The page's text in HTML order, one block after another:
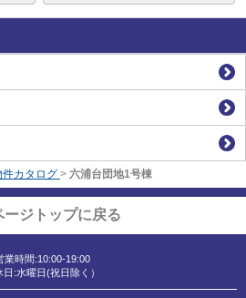
件カタログ > 六浦台団地1号棟
ージトップに戻る
業時間:10:00-19:00
日:水曜日(祝日除く）